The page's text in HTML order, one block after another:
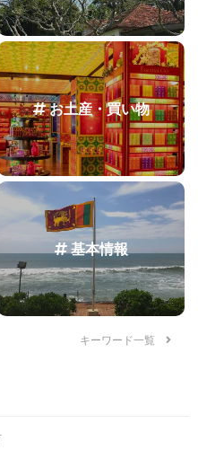
お土産・買い物
基本情報
キーワード一覧